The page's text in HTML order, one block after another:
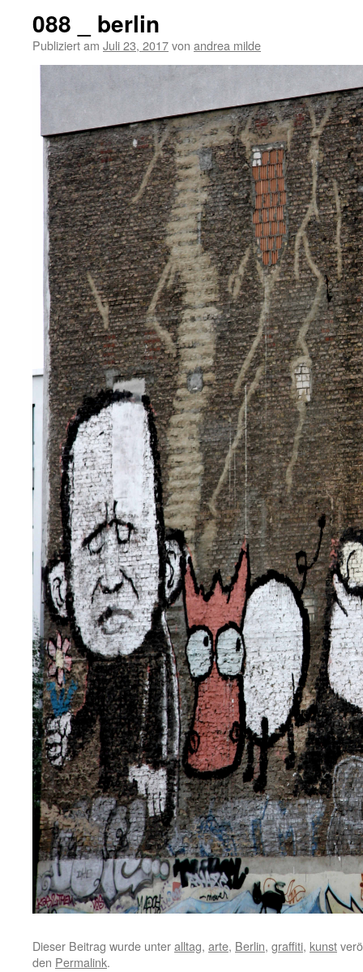
088 _ berlin
Publiziert am Juli 23, 2017von andrea milde
Dieser Beitrag wurde unteralltag, arte, Berlin, graffiti, kunst
den Permalink.